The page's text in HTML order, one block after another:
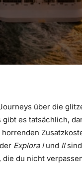
über die
gibt es tatsächlich,
Explora Iund IIsind
du nicht